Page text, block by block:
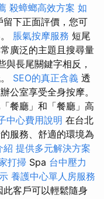
殺蟑螂高效方案 如
下正面評價，您可
脹氣按摩服務 短尾
廣泛的主題且搜尋量
與長尾關鍵字相反，
SEO的真正含義 透
公室享受全身按摩。
餐廳」和「餐廳」高
中心費用說明 在台北
服務、舒適的環境為
紹 提供多元解決方案
打掃 Spa 台中壓力
養護中心單人房服務
客戶可以輕鬆隨身